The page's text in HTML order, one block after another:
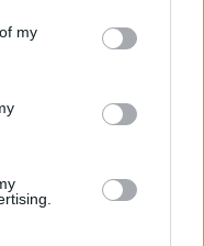
You may click to
third-party tags to
in below Google
my
az új Tool-
soha nem